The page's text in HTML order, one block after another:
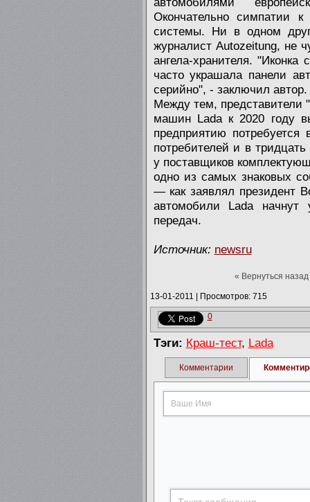
Окончательно симпатии
системы. Ни в одном
журналист Autozeitung, не
ангела-хранителя.
часто украшала панели
серийно", - заключил автор.
Между тем, представители
машин Lada к 2020 году
предприятию
потребителей и в
у поставщиков
одно из самых знаковых
— как заявлял президент
автомобили Lada начнут
передач.
Источник: newsru
« Вернуться назад
13-01-2011 Просмотров: 715
0
Тэги: Краш-тест, Lada
Комментарии